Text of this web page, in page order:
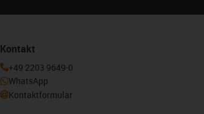
Kontakt
+49 2203 9649-0
WhatsApp
Kontaktformular